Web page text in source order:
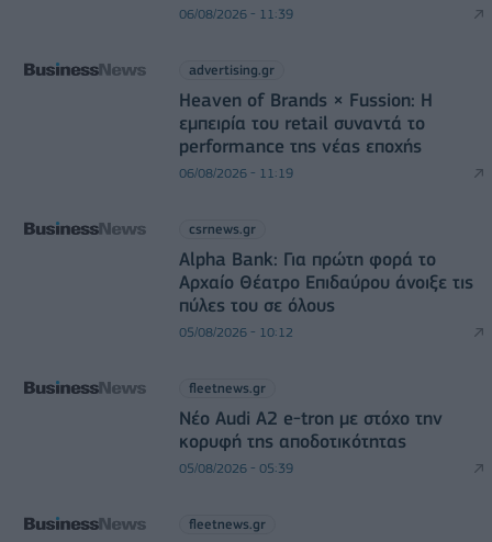
06/08/2026 - 11:39
advertising.gr
Heaven of Brands × Fussion: Η
εμπειρία του retail συναντά το
performance της νέας εποχής
06/08/2026 - 11:19
csrnews.gr
Alpha Bank: Για πρώτη φορά το
Αρχαίο Θέατρο Επιδαύρου άνοιξε τις
πύλες του σε όλους
05/08/2026 - 10:12
fleetnews.gr
Νέο Audi A2 e-tron με στόχο την
κορυφή της αποδοτικότητας
05/08/2026 - 05:39
fleetnews.gr